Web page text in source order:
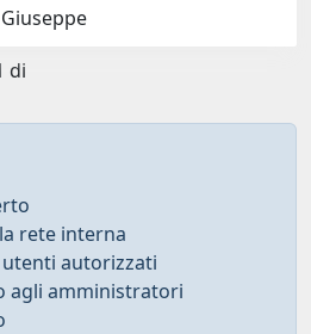
di
rete interna
autorizzati
agli amministratori